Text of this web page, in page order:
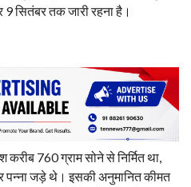
सितंबर तक जारी रहना है।
760 ग्राम सोने से निर्मित था,
पन्ना जड़े थे। इसकी अनुमानित कीमत